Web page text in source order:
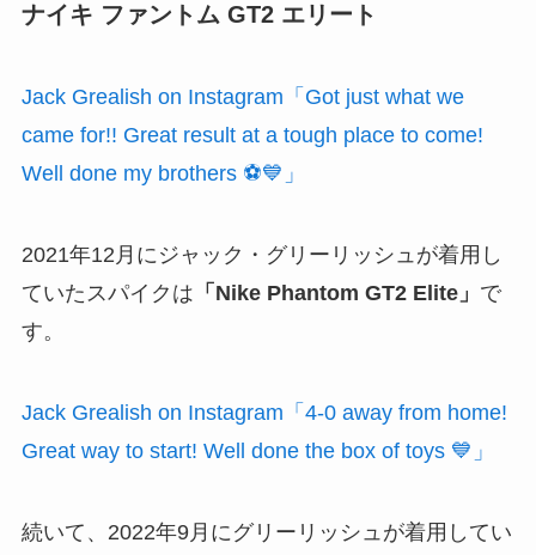
ナイキ ファントム GT2 エリート
Jack Grealish on Instagram「Got just what we
came for!! Great result at a tough place to come!
Well done my brothers ⚽️💙」
2021年12月にジャック・グリーリッシュが着用し
ていたスパイクは 「Nike Phantom GT2 Elite」 で
す。
Jack Grealish on Instagram「4-0 away from home!
Great way to start! Well done the box of toys 💙」
続いて、2022年9月にグリーリッシュが着用してい